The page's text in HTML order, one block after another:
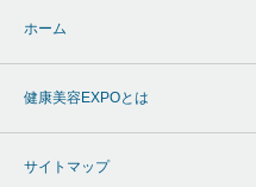
ホーム
健康美容EXPOとは
サイトマップ